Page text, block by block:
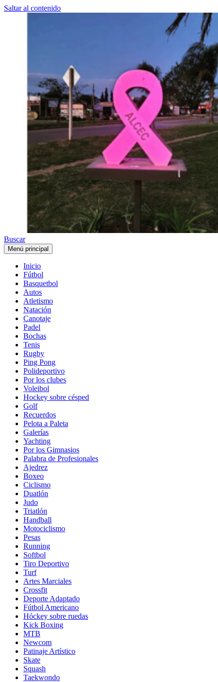
Saltar al contenido
Buscar
Menú principal
Inicio
Fútbol
Basquetbol
Autos
Atletismo
Natación
Canotaje
Padel
Bochas
Tenis
Rugby
Ping Pong
Polideportivo
Por los clubes
Voleibol
Hockey sobre césped
Golf
Recuerdos
Pelota a Paleta
Galerías
Yachting
Por los Gimnasios
Palabra de Profesionales
Ajedrez
Boxeo
Ciclismo
Duatlón
Judo
Triatlón
Handball
Motociclismo
Pesas
Running
Softbol
Tiro Deportivo
Turf
Artes Marciales
Crossfit
Deporte Adaptado
Fútbol Americano
Hóckey sobre ruedas
Kick Boxing
MTB
Newcom
Patinaje Artístico
Skate
Squash
Taekwondo